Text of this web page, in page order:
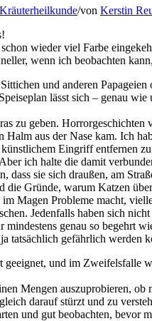
Kräuterheilkunde/von Kerstin
wieder viel Farbe
wenn ich beobachten
und anderen
lässt sich – genau
zu geben.
aus der Nase kam. Ich
Eingriff entfernen
ich halte die damit
dass sie sich draußen, am
die Gründe, warum Katzen
Magen Probleme macht,
Jedenfalls haben sich
genau so begehrt
tatsächlich gefährlich werden
geeignet, und im
Mengen auszuprobieren, ob
darauf stürzt und zu
und gut beobachten, bevor